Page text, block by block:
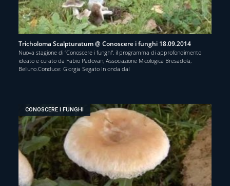
Tricholoma Scalpturatum @ Conoscere i funghi 18.09.2014
Nuova stagione di “Conoscere i funghi”, il programma di approfondimento
ideato e curato da Fabio Padovan, Associazione Micologica Bresadola,
Belluno.Conduce: Giorgia Segato In onda dal
CONOSCERE I FUNGHI